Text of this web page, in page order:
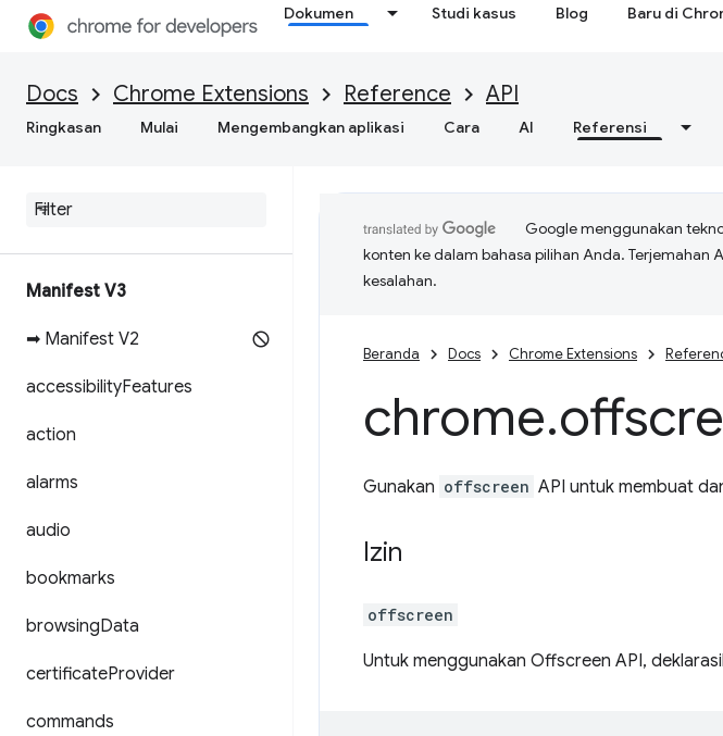
Dokumen Studi kasus Blog Baru di
Docs Chrome Extensions Reference API
Ringkasan Mulai Mengembangkan aplikasi Cara AI Referensi
Manifest V3
➡ Manifest V2
accessibilityFeatures
action
alarms
audio
bookmarks
browsingData
certificateProvider
commands
Google menggunakan
konten ke dalam bahasa pilihan Anda. Terjemahan
kesalahan.
Beranda Docs Chrome Extensions
chrome.
Gunakan offscreen API untuk membuat
Izin
offscreen
Untuk menggunakan Offscreen API,